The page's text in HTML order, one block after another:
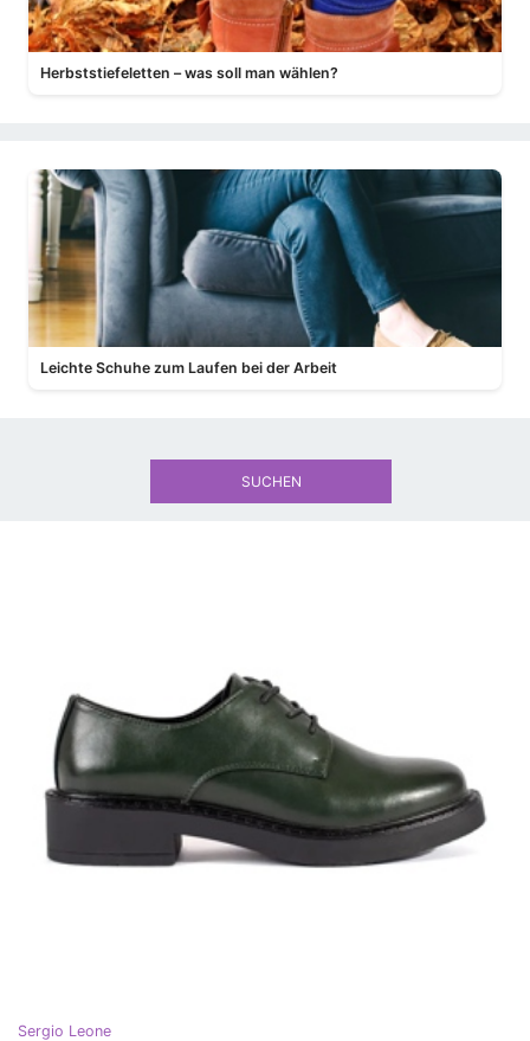
Herbststiefeletten – was soll man wählen?
Leichte Schuhe zum Laufen bei der Arbeit
Sergio Leone
SUCHEN